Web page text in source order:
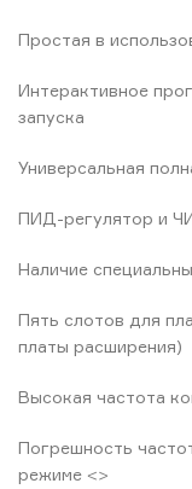
Простая в
Интерактивное
запуска
Универсальная
ПИД-регулятор и
Наличие
Пять слотов для
платы расширения)
Высокая частота
Погрешность
режиме <>